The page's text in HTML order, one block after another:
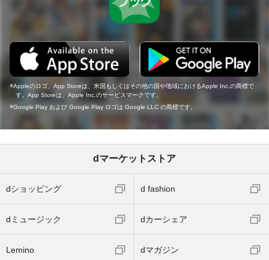
Appleのロゴ、App Storeは、米国もしくはその他の国や地域におけるApple Inc.の商標で
す。App Storeは、Apple Inc.のサービスマークです。
Google Play および Google Play ロゴは Google LLC の商標です。
dマーケットストア
dショッピング d fashion
dミュージック dカーシェア
Lemino dマガジン